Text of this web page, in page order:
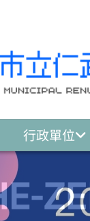
行政單位